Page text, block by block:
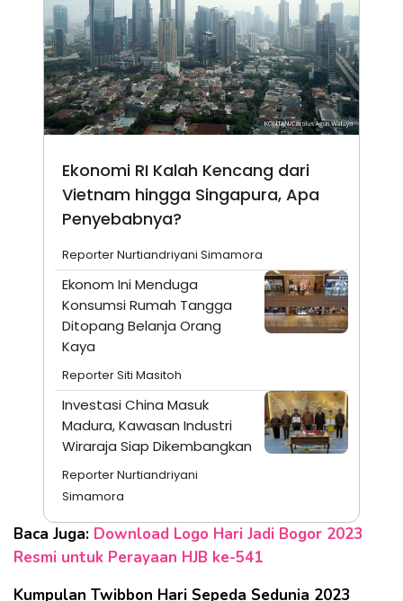
Ekonomi RI Kalah Kencang dari
Vietnam hingga Singapura, Apa
Penyebabnya?
Reporter Nurtiandriyani Simamora
Ekonom Ini Menduga
Konsumsi Rumah Tangga
Ditopang Belanja Orang
Kaya
Reporter Siti Masitoh
Investasi China Masuk
Madura, Kawasan Industri
Wiraraja Siap Dikembangkan
Reporter Nurtiandriyani
Simamora
Baca Juga: Download Logo Hari Jadi Bogor 2023
Resmi untuk Perayaan HJB ke-541
Kumpulan Twibbon Hari Sepeda Sedunia 2023